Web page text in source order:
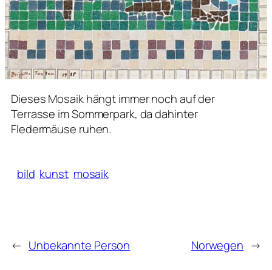
Dieses Mosaik hängt immer noch auf der
Terrasse im Sommerpark, da dahinter
Fledermäuse ruhen.
bild kunst mosaik
← Unbekannte Person Norwegen →